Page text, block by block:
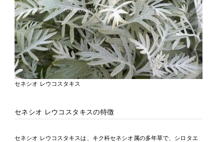
セネシオ レウコスタキス
セネシオ レウコスタキスの特徴
セネシオ レウコスタキスは、キク科セネシオ属の多年草で、シロタエ